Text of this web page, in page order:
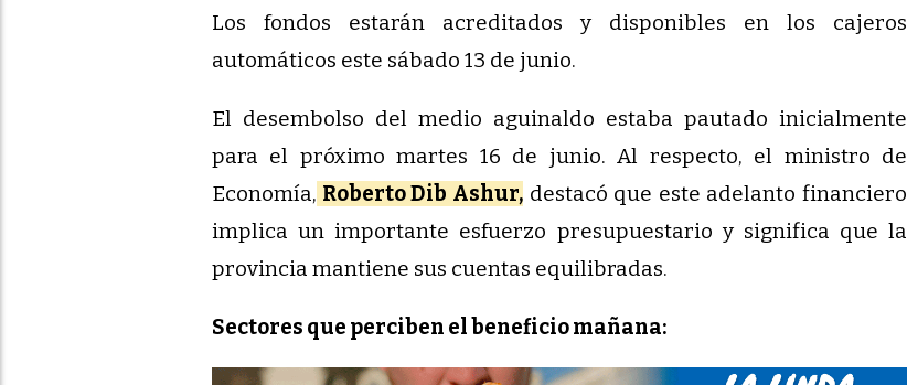
Los fondos estarán acreditados y disponibles en los cajeros
automáticos este sábado 13 de junio.
El desembolso del medio aguinaldo estaba pautado inicialmente
para el próximo martes 16 de junio. Al respecto, el ministro de
Economía, Roberto Dib Ashur,destacó que este adelanto financiero
implica un importante esfuerzo presupuestario y significa que la
provincia mantiene sus cuentas equilibradas.
Sectores que perciben el beneficio mañana: